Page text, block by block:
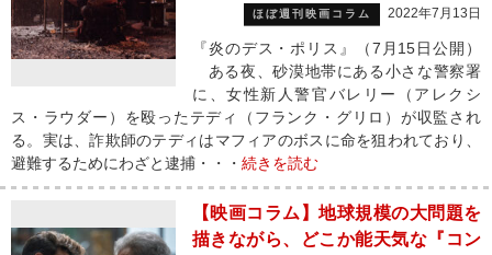
ほぼ週刊映画コラム 2022年7月13日
『炎のデス・ポリス』（7月15日公開）
ある夜、砂漠地帯にある小さな警察署
に、女性新人警官バレリー（アレクシ
ス・ラウダー）を殴ったテディ（フランク・グリロ）が収監され
る。実は、詐欺師のテディはマフィアのボスに命を狙われており、
避難するためにわざと逮捕・・・ 続きを読む
【映画コラム】地球規模の大問題を
描きながら、どこか能天気な『コン